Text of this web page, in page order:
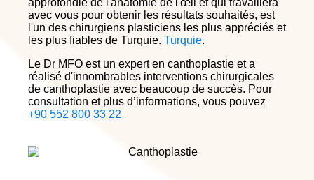
approfondie de l'anatomie de l'œil et qui travaillera
avec vous pour obtenir les résultats souhaités, est
l'un des chirurgiens plasticiens les plus appréciés et
les plus fiables de Turquie. Turquie.
Le Dr MFO est un expert en canthoplastie et a
réalisé d'innombrables interventions chirurgicales
de canthoplastie avec beaucoup de succès. Pour
consultation et plus d’informations, vous pouvez
+90 552 800 33 22